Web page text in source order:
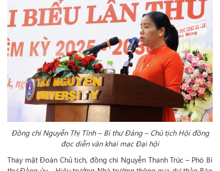
Đồng chí Nguyễn Thị Tĩnh – Bí thư Đảng – Chủ tịch Hội đồng
đọc diễn văn khai mạc Đại hội
Thay mặt Đoàn Chủ tịch, đồng chí Nguyễn Thanh Trúc – Phó Bí